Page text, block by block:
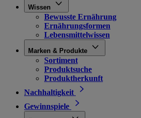
Wissen
Bewusste Ernährung
Ernährungsformen
Lebensmittelwissen
Marken & Produkte
Sortiment
Produktsuche
Produktherkunft
Nachhaltigkeit
Gewinnspiele